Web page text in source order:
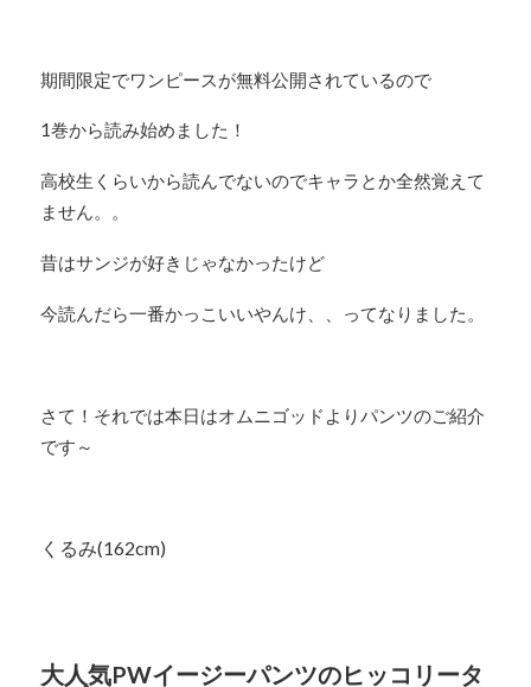
期間限定でワンピースが無料公開されているので
1巻から読み始めました！
高校生くらいから読んでないのでキャラとか全然覚えて
ません。。
昔はサンジが好きじゃなかったけど
今読んだら一番かっこいいやんけ、、ってなりました。
さて！それでは本日はオムニゴッドよりパンツのご紹介
です～
くるみ(162cm)
大人気PWイージーパンツのヒッコリータ